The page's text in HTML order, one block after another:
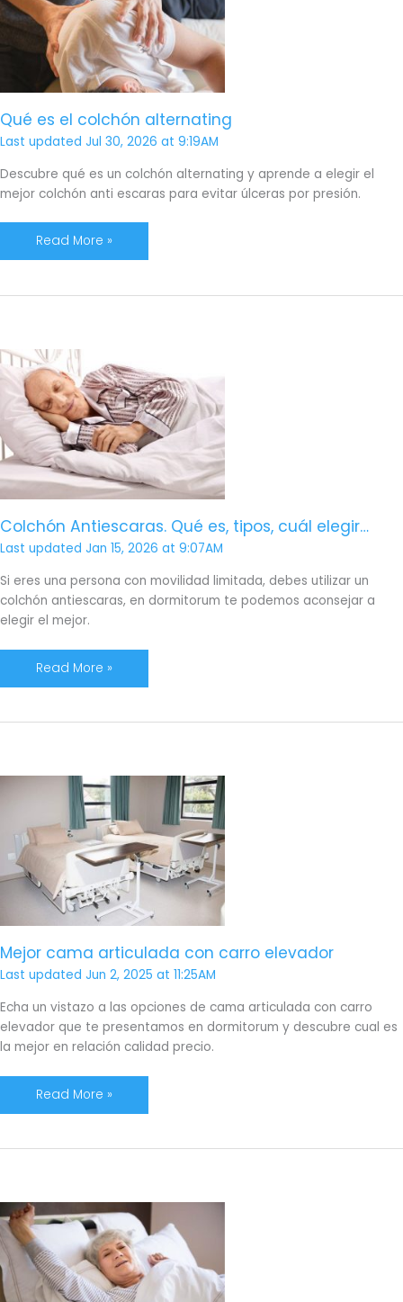
Qué es el colchón alternating
Last updated Jul 30, 2026 at 9:19AM
Descubre qué es un colchón alternating y aprende a elegir el
mejor colchón anti escaras para evitar úlceras por presión.
colchón
alternating
Read More »
Colchón Antiescaras. Qué es, tipos, cuál elegir…
Last updated Jan 15, 2026 at 9:07AM
Si eres una persona con movilidad limitada, debes utilizar un
colchón antiescaras, en dormitorum te podemos aconsejar a
elegir el mejor.
Colchón
Antiescaras.
Qué
es,
tipos,
cuál
elegir…
Read More »
Mejor cama articulada con carro elevador
Last updated Jun 2, 2025 at 11:25AM
Echa un vistazo a las opciones de cama articulada con carro
elevador que te presentamos en dormitorum y descubre cual es
la mejor en relación calidad precio.
articulada
con
elevador
Read More »
Cómo
hacer
la
cama
con